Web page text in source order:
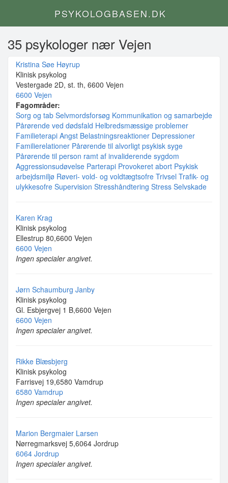
PSYKOLOGBASEN.DK
35 psykologer nær Vejen
Kristina Søe Høyrup
Klinisk psykolog
Vestergade 2D, st. th, 6600 Vejen
6600 Vejen
Fagområder:
Sorg og tab Selvmordsforsøg Kommunikation og samarbejde
Pårørende ved dødsfald Helbredsmæssige problemer
Familieterapi Angst Belastningsreaktioner Depressioner
Familierelationer Pårørende til alvorligt psykisk syge
Pårørende til person ramt af invaliderende sygdom
Aggressionsudøvelse Parterapi Provokeret abort Psykisk
arbejdsmiljø Røveri- vold- og voldtægtsofre Trivsel Trafik- og
ulykkesofre Supervision Stresshåndtering Stress Selvskade
Karen Krag
Klinisk psykolog
Ellestrup 80,6600 Vejen
6600 Vejen
Ingen specialer angivet.
Jørn Schaumburg Janby
Klinisk psykolog
Gl. Esbjergvej 1 B,6600 Vejen
6600 Vejen
Ingen specialer angivet.
Rikke Blæsbjerg
Klinisk psykolog
Farrisvej 19,6580 Vamdrup
6580 Vamdrup
Ingen specialer angivet.
Marion Bergmaier Larsen
Nørregmarksvej 5,6064 Jordrup
6064 Jordrup
Ingen specialer angivet.